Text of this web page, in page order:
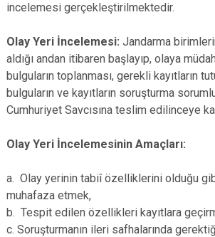
incelemesi gerçekleştirilmektedir.
Olay Yeri İncelemesi: Jandarma
aldığı andan itibaren başlayıp, olaya
bulguların toplanması, gerekli kayıtların
bulguların ve kayıtların soruşturma
Cumhuriyet Savcısına teslim edilinceye
Olay Yeri İncelemesinin Amaçları:
a. Olay yerinin tabiî özelliklerini olduğu
muhafaza etmek,
b. Tespit edilen özellikleri kayıtlara
c. Soruşturmanın ileri safhalarında